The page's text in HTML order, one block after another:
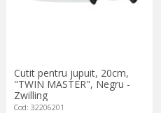
Cutit pentru jupuit, 20cm,
"TWIN MASTER", Negru -
Zwilling
Cod: 32206201